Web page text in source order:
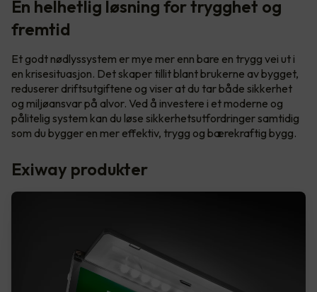
En helhetlig løsning for trygghet og
fremtid
Et godt nødlyssystem er mye mer enn bare en trygg vei ut i
en krisesituasjon. Det skaper tillit blant brukerne av bygget,
reduserer driftsutgiftene og viser at du tar både sikkerhet
og miljøansvar på alvor. Ved å investere i et moderne og
pålitelig system kan du løse sikkerhetsutfordringer samtidig
som du bygger en mer effektiv, trygg og bærekraftig bygg.
Exiway produkter